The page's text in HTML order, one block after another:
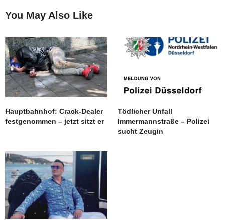
You May Also Like
Hauptbahnhof: Crack-Dealer
festgenommen – jetzt sitzt er
Tödlicher Unfall
Immermannstraße – Polizei
sucht Zeugin